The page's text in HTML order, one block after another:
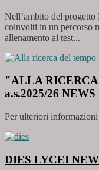
Nell’ambito del
coinvolti in un percorso
allenamento ai test...
"ALLA
a.s.2025/26 NEWS
Per ulteriori
DIES LYCEI